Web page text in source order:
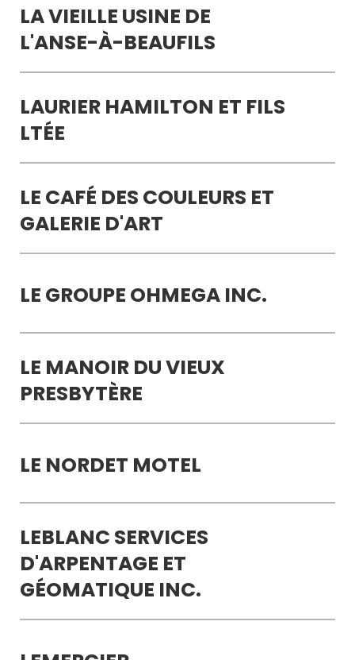
LA VIEILLE USINE DE
L'ANSE-À-BEAUFILS
LAURIER HAMILTON ET FILS
LTÉE
LE CAFÉ DES COULEURS ET
GALERIE D'ART
LE GROUPE OHMEGA INC.
LE MANOIR DU VIEUX
PRESBYTÈRE
LE NORDET MOTEL
LEBLANC SERVICES
D'ARPENTAGE ET
GÉOMATIQUE INC.